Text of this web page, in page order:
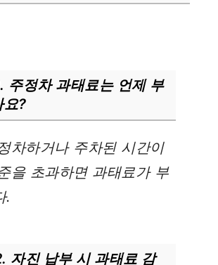
주정차 과태료는 언제 부
요?
차하거나 주차된 시간이
을 초과하면 과태료가 부
.
자진 납부 시 과태료 감